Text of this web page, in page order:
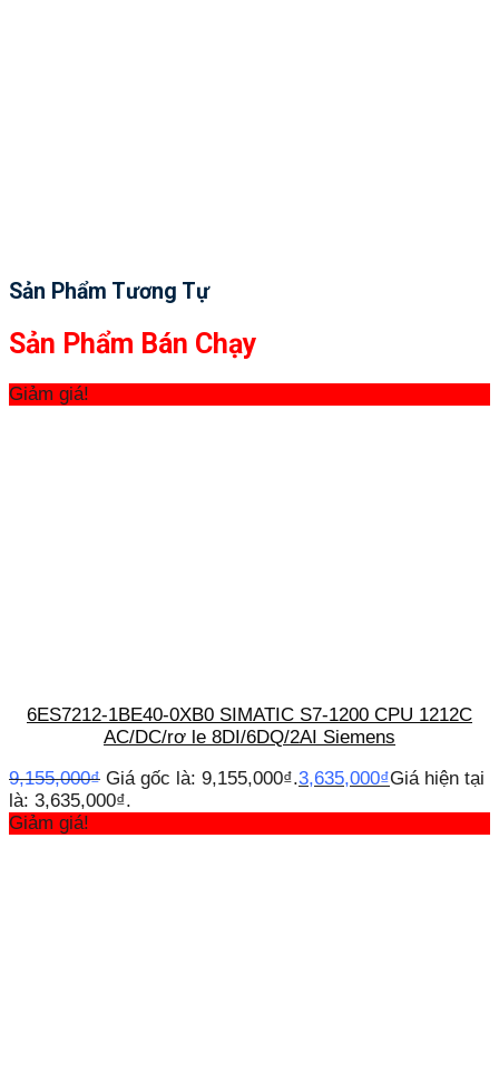
Sản Phẩm Tương Tự
Sản Phẩm Bán Chạy
Giảm giá!
6ES7212-1BE40-0XB0 SIMATIC S7-1200 CPU 1212C
AC/DC/rơ le 8DI/6DQ/2AI Siemens
9,155,000₫ Giá gốc là: 9,155,000₫.3,635,000₫Giá hiện tại
là: 3,635,000₫.
Giảm giá!